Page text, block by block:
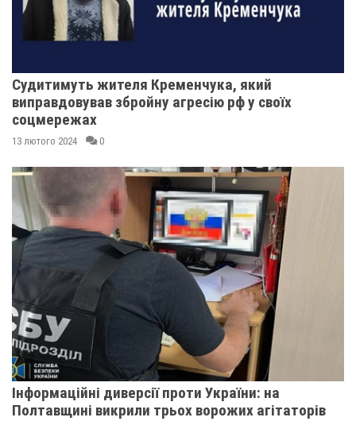
Судитимуть жителя Кременчука, який
виправдовував збройну агресію рф у своїх
соцмережах
13 лютого 2024 0
Інформаційні диверсії проти України: на
Полтавщині викрили трьох ворожих агітаторів